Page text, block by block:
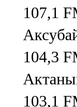
107,1
104,3
103,1